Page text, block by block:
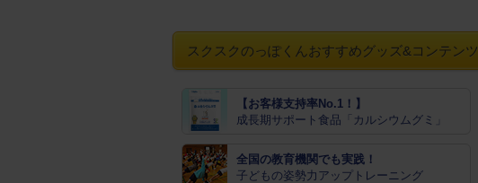
スクスクのっぽくんおすすめグッズ&コンテンツ
【お客様支持率No.1！】
成長期サポート食品「カルシウムグミ」
全国の教育機関でも実践！
子どもの姿勢力アップトレーニング